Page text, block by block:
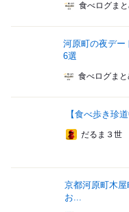
食べログま
河原町の夜デー
6選
食べログま
【食べ歩き珍
だるま３世
京都河原町木
お...